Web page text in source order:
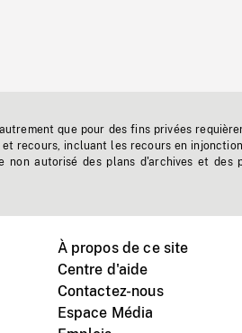
que pour des fins privées
recours, incluant les recours en
non autorisé des plans d'archives et des
À propos de ce site
Centre d'aide
Contactez-nous
Espace Média